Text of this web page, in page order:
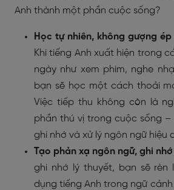
Anh thành một phần cuộc sống?
Học tự nhiên, không gượng
Khi tiếng Anh xuất hiện trong
ngày như xem phim, nghe
bạn sẽ học một cách thoải
Việc tiếp thu không còn là
phần thú vị trong cuộc sống
ghi nhớ và xử lý ngôn ngữ hiệu
Tạo phản xạ ngôn ngữ, ghi
ghi nhớ lý thuyết, bạn sẽ rèn
dụng tiếng Anh trong ngữ